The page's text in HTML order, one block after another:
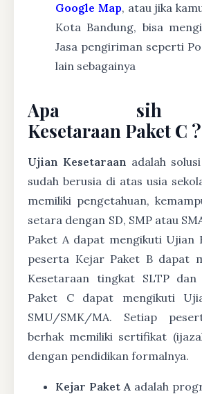
Google Map, atau jika
Kota Bandung, bisa
Jasa pengiriman seperti
lain sebagainya
Apa sih
Kesetaraan Paket C ?
Ujian Kesetaraan adalah
sudah berusia di atas usia
memiliki pengetahuan,
setara dengan SD, SMP atau
Paket A dapat mengikuti Ujian
peserta Kejar Paket B dapat
Kesetaraan tingkat SLTP
Paket C dapat mengikuti
SMU/SMK/MA. Setiap
berhak memiliki sertifikat
dengan pendidikan formalnya.
Kejar Paket A adalah